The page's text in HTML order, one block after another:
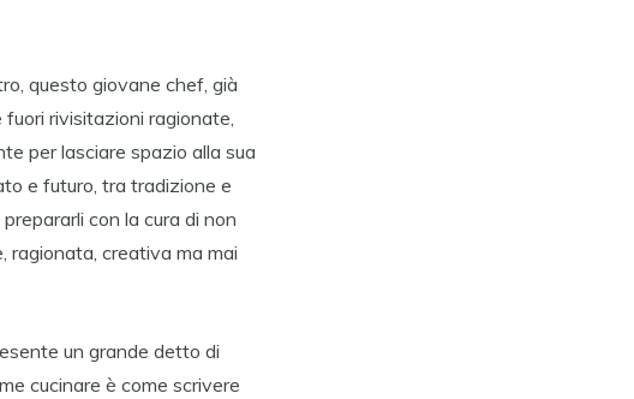
questo giovane chef, già
rivisitazioni ragionate,
per lasciare spazio alla sua
e futuro, tra tradizione e
con la cura di non
ragionata, creativa ma mai
un grande detto di
cucinare è come scrivere